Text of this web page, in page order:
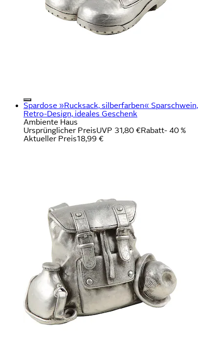
Spardose »Rucksack, silberfarben« Sparschwein,
Retro-Design, ideales Geschenk
Ambiente Haus
Ursprünglicher PreisUVP 31,80 €Rabatt- 40 %
Aktueller Preis18,99 €